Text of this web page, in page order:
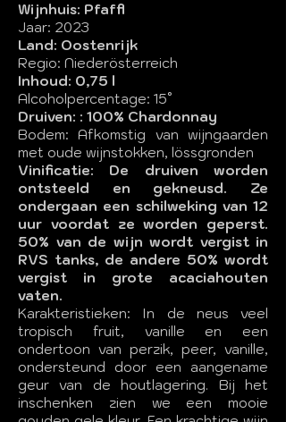
Wijnhuis: Pfaffl
Jaar: 2023
Land: Oostenrijk
Regio: Niederösterreich
Inhoud: 0,75 l
Alcoholpercentage: 15°
Druiven: : 100% Chardonnay
Bodem: Afkomstig van wijngaarden
met oude wijnstokken, lössgronden
Vinificatie: De druiven worden
ontsteeld en gekneusd. Ze
ondergaan een schilweking van 12
uur voordat ze worden geperst.
50% van de wijn wordt vergist in
RVS tanks, de andere 50% wordt
vergist in grote acaciahouten
vaten.
Karakteristieken: In de neus veel
tropisch fruit, vanille en een
ondertoon van perzik, peer, vanille,
ondersteund door een aangename
geur van de houtlagering. Bij het
inschenken zien we een mooie